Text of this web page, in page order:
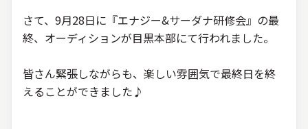
さて、9月28日に『エナジー&サーダナ研修会』の最
終、オーディションが目黒本部にて行われました。
皆さん緊張しながらも、楽しい雰囲気で最終日を終
えることができました♪